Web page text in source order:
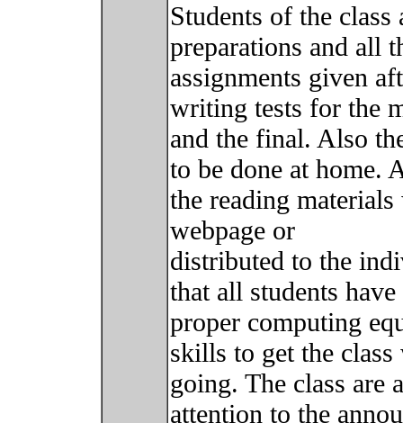
Students of the class
preparations and all
assignments given
writing tests for the
and the final. Also
to be done at home.
the reading
webpage or
distributed to the
that all students have
proper computing
skills to get the
going. The class are
attention to the